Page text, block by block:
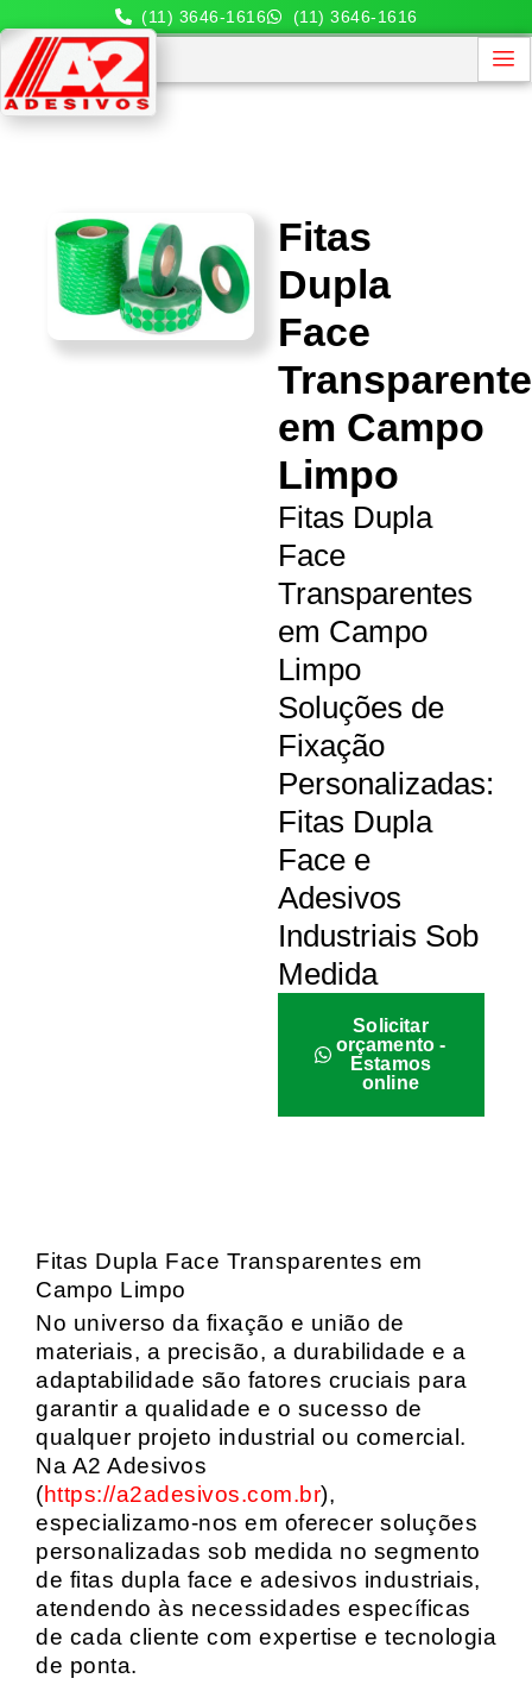
(11) 3646-1616 (11) 3646-1616
Fitas
Dupla
Face
em Campo
Limpo
Fitas Dupla
Face
Transparentes
em Campo
Limpo
Soluções de
Fixação
Personalizadas:
Fitas Dupla
Face e
Adesivos
Industriais Sob
Medida
Solicitar
orçamento -
Estamos
online
Fitas Dupla Face Transparentes em
Campo Limpo
No universo da fixação e união de
materiais, a precisão, a durabilidade e a
adaptabilidade são fatores cruciais para
garantir a qualidade e o sucesso de
qualquer projeto industrial ou comercial.
Na A2 Adesivos
(https://a2adesivos.com.br),
especializamo-nos em oferecer soluções
personalizadas sob medida no segmento
de fitas dupla face e adesivos industriais,
atendendo às necessidades específicas
de cada cliente com expertise e tecnologia
de ponta.